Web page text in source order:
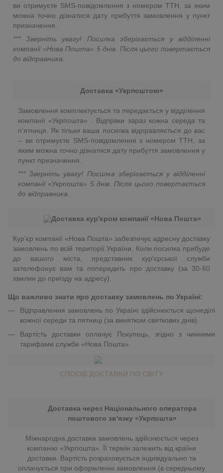
ви отримуєте SMS-повідомлення з номером ТТН, за яким
можна точно дізнатися дату прибуття замовлення у пункт
призначення.
*** Зверніть увагу! Посилка зберігається у відділенні
компанії «Нова Пошта» 5 днів. Після цього повертається
до відправника.
Доставка «Укрпоштою»
Замовлення комплектується та передається у відділення
компанії «Укрпошта» . Відпрвки зараз кожна середа та
п'ятниця. Як тільки ваша посилка відправляється до вас
– ви отримуєте SMS-повідомлення з номером ТТН, за
яким можна точно дізнатися дату прибуття замовлення у
пункт призначення.
*** Зверніть увагу! Посилка зберігається у відділенні
компанії «Укрпошта» 5 днів. Після цього повертається
до відправника.
Доставка кур'єром компанії «Нова Пошта»
Кур'єр компанії «Нова Пошта» забезпечує адресну доставку
замовлень по всій території України. Коли посилка прибуде
до вашого міста, представник кур'єрської служби
зателефонує вам та попередить про доставку (за 30-60
хвилин до приїзду на адресу).
Що важливо знати про доставку замовлень по Україні:
Відправлення замовлень по Україні здійснюється щонеділі
кожної середи та пятниці (за винятком святкових днів).
Вартість доставки оплачує Покупець, згідно з чинними
тарифами служби «Нова Пошта».
СПОСІБ ДОСТАВКИ ПО СВІТУ
Доставка через Національного оператора
поштового зв'язку «Укрпошта»
Міжнародна доставка замовлень здійснюється через
компанію «Укрпошта». Її термін залежить від країни
доставки. Вартість розраховується індивідуально та
оплачується при оформленні замовлення (в середньому